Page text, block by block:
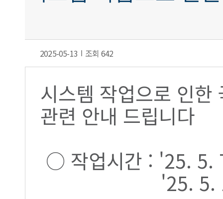
2025-05-13 조회 642
시스템 작업으로 인한
관련 안내 드립니다
○ 작업시간 : '25.
'25. 5. 10. (